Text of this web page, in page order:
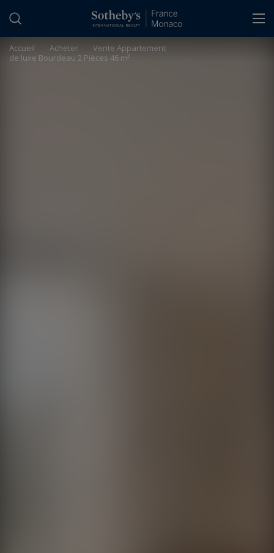
Accueil Acheter
Vente Appartement
de luxe Bourdeau 2 Pièces 46 m²